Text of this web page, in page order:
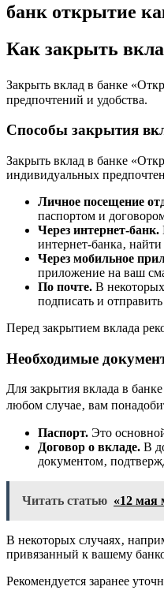
банк открытие
Как закрыть
Закрыть вклад в банке
предпочтений и удобства.
Способы закрытия
Закрыть вклад в банке
индивидуальных
Личное посещение
паспортом и
Через интернет-банк.
интернет-банка‚
Через мобильное
приложение на ваш
По почте. В некоторых
подписать и
Перед закрытием вклада
Необходимые
Для закрытия вклада в
любом случае‚ вам
Паспорт. Это
Договор о вкладе. В
документом‚
Читать статью «12 мая
В некоторых случаях‚
привязанный к вашему
Рекомендуется заранее